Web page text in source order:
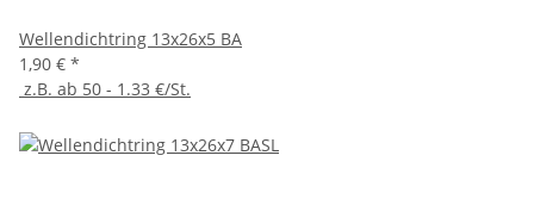
Wellendichtring 13x26x5 BA
1,90 € *
z.B. ab 50 - 1.33 €/St.